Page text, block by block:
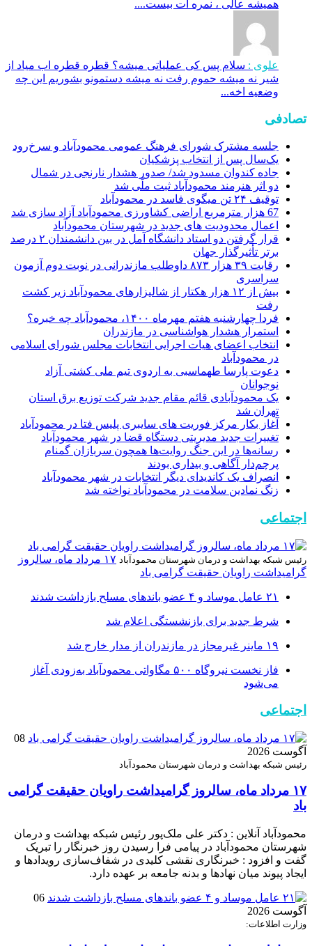
همیشه عالی ، نمره ات بیست....
علوی : سلام پس کی عملیاتی میشه؟ قطره قطره اب میاد از
شیر نه میشه حموم رفت نه میشه دستمونو بشوریم این چه
وضعیه اخه...
تصادفی
جلسه مشترک شورای فرهنگ عمومی محمودآباد و سرخ‌رود
یک‌سال پس از انتخاب پزشکیان
جاده کندوان مسدود شد/ صدور هشدار نارنجی در شمال‌
دو اثر هنرمند محمودآباد ثبت ملّی شد
توقیف ۲۴ تن میگوی فاسد در محمودآباد
67 هزار مترمربع اراضی کشاورزی محمودآباد آزاد سازی شد
اعمال محدودیت های جدید در شهرستان محمودآباد
قرار گرفتن دو استاد دانشگاه آمل در بین دانشمندان ۲ درصد
برتر تأثیرگذار جهان
رقابت ۳۹ هزار ۸۷۳ داوطلب مازندرانی در نوبت دوم آزمون
سراسری
بیش از ۱۲ هزار هکتار از شالیزارهای محمودآباد زیر کشت
رفت
فردا چهارشنبه هفتم مهرماه ۱۴۰۰، محمودآباد چه خبره؟
استمرار هشدار هواشناسی در مازندران
انتخاب اعضای هیات اجرایی انتخابات مجلس شورای اسلامی
در محمودآباد
دعوت پارسا طهماسبی به اردوی تیم ملی کشتی آزاد
نوجوانان
یک محمودآبادی قائم مقام جدید شرکت توزیع برق استان
تهران شد
آغاز بکار مرکز فوریت های سایبری پلیس فتا در محمودآباد
تغییرات جدید مدیریتی دستگاه قضا در شهر محمودآباد
رسانه‌ها در این جنگ روایت‌ها همچون سربازان گمنام
پرچم‌دار آگاهی و بیداری بودند
انصراف یک کاندیدای دیگر انتخابات در شهر محمودآباد
زنگ نمادین سلامت در محمودآباد نواخته شد
اجتماعی
رئیس شبکه بهداشت و درمان شهرستان محمودآباد
۱۷ مرداد ماه، سالروز
گرامیداشت راویان حقیقت گرامی باد
۲۱ عامل موساد و ۴ عضو باند‌های مسلح بازداشت شدند
شرط جدید برای بازنشستگی اعلام شد
۱۹ ماینر غیرمجاز در مازندران از مدار خارج شد
فاز نخست نیروگاه ۵۰۰ مگاواتی محمودآباد به‌زودی آغاز
می‌شود
اجتماعی
08
آگوست 2026
رئیس شبکه بهداشت و درمان شهرستان محمودآباد
۱۷ مرداد ماه، سالروز گرامیداشت راویان حقیقت گرامی
باد
محمودآباد آنلاین : دکتر علی ملک‌پور رئیس شبکه بهداشت و درمان
شهرستان محمودآباد در پیامی فرا رسیدن روز خبرنگار را تبریک
گفت و افزود : خبرنگاری نقشی کلیدی در شفاف‌سازی رویدادها و
ایجاد پیوند میان نهادها و بدنه جامعه بر عهده دارد.
06
آگوست 2026
وزارت اطلاعات: